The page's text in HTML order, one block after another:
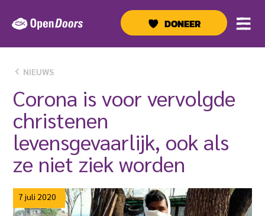
naar
inhoud
DONEER
NIEUWS
Corona is voor vervolgde
christenen
levensgevaarlijk, ook als
ze niet ziek worden
7 juli 2020